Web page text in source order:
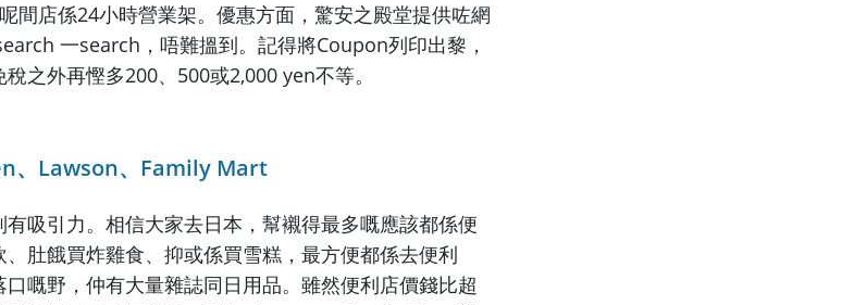
呢間店係24小時營業架。優惠方面， 驚安之殿堂提供咗網
一search，唔難搵到。記得將Coupon列印出黎，
之外再慳多200、500或2,000 yen不等。
、Lawson、Family Mart
吸引力。相信大家去日本， 幫襯得最多嘅應該都係便
肚餓買炸雞食、抑或係買雪糕，最方便都係去便利
嘅野，仲有大量雜誌同日用品。 雖然便利店價錢比超